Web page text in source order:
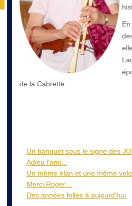
de la Cabrette.
Un banquet sous le signe des
Adieu l'ami...
Un même élan et une même
Merci Roger…
Des années folles à aujourd'hui